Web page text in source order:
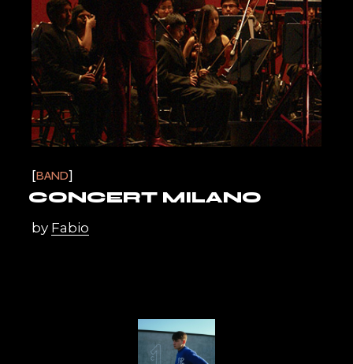
BAND
CONCERT MILANO
by Fabio